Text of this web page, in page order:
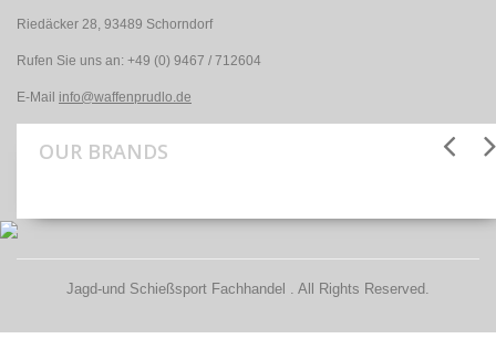
Riedäcker 28, 93489 Schorndorf
Rufen Sie uns an: +49 (0) 9467 / 712604
E-Mail info@waffenprudlo.de
OUR BRANDS
Jagd-und Schießsport Fachhandel . All Rights Reserved.